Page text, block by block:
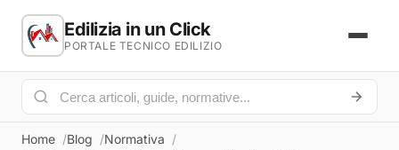
Edilizia in un Click
PORTALE TECNICO EDILIZIO
Home Blog
Normativa